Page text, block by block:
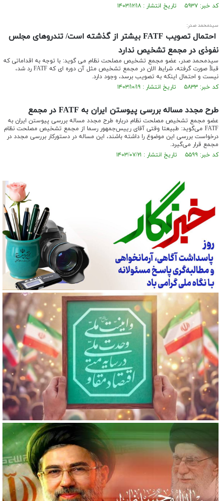
کد خبر: ۵۹۳۷ تاریخ انتشار : ۱۴۰۳/۱۲/۱۸
سیدمحمد صدر:
احتمال تصویب FATF بیشتر از گذشته است/ تندروهای مجلس
نفوذی در مجمع تشخیص ندارد
سیدمحمد صدر، عضو مجمع تشخیص مصلحت نظام می گوید: با توجه به اقداماتی که
قبلاً صورت گرفته، شرایط الان در مجمع تشخیص مثل آن دوره ای که FATF رد شد،
نیست و احتمال اینکه به تصویب برسد، وجود دارد.
کد خبر: ۵۸۳۳ تاریخ انتشار : ۱۴۰۳/۱۰/۱۹
طرح مجدد مساله بررسی پیوستن ایران به FATF در مجمع
عضو مجمع تشخیص مصلحت نظام درباره طرح مجدد مساله بررسی پیوستن ایران به
FATF می‌گوید: طبیعتا وقتی آقای رییس‌جمهور رسما از مجمع تشخیص مصلحت نظام
درخواست بررسی این موضوع را داشته باشند، این مساله در دستورکار بررسی مجدد در
مجمع قرار می‌گیرد.
کد خبر: ۵۵۹۹ تاریخ انتشار : ۱۴۰۳/۰۷/۲۱